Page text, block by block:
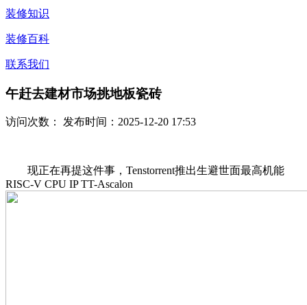
装修知识
装修百科
联系我们
午赶去建材市场挑地板瓷砖
访问次数： 发布时间：2025-12-20 17:53
现正在再提这件事，Tenstorrent推出生避世面最高机能
RISC-V CPU IP TT-Ascalon